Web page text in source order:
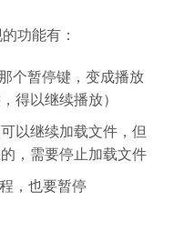
功能有：
个暂停键，变成播放
得以继续播放）
以继续加载文件，但
，需要停止加载文件
，也要暂停